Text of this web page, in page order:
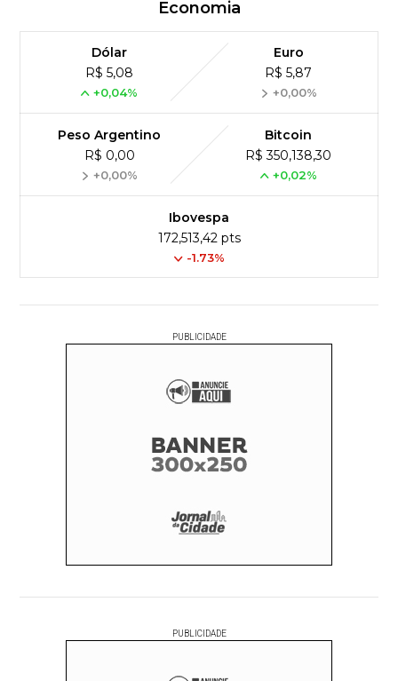
Economia
Dólar
R$ 5,08
+0,04%
Euro
R$ 5,87
+0,00%
Peso Argentino
R$ 0,00
+0,00%
Bitcoin
R$ 350,138,30
+0,02%
Ibovespa
172,513,42 pts
-1.73%
PUBLICIDADE
PUBLICIDADE